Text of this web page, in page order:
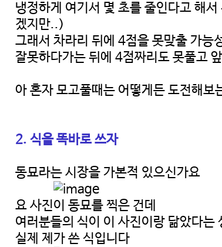
냉정하게 여기서 몇 초를 줄인다고 해
겠지만..)
그래서 차라리 뒤에 4점을 못맞출 가능
잘못하다가는 뒤에 4점짜리도 못풀고
아 혼자 모고풀때는 어떻게든 도전해보
2. 식을 똑바로 쓰자
동묘라는 시장을 가본적 있으신가요
요 사진이 동묘를 찍은 건데
여러분들의 식이 이 사진이랑 닮았다는
실제 제가 쓴 식입니다